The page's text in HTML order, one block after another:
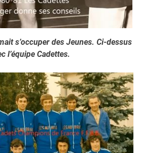
s’occuper des Jeunes. Ci-dessus
l’équipe Cadettes.